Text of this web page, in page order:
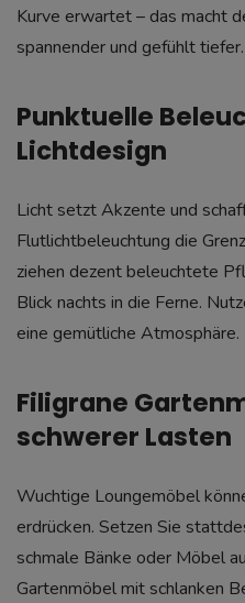
Kurve erwartet – das macht
spannender und gefühlt tiefer.
Punktuelle
Lichtdesign
Licht setzt Akzente und
Flutlichtbeleuchtung die
ziehen dezent beleuchtete
Blick nachts in die Ferne.
eine gemütliche Atmosphäre.
Filigrane
schwerer Lasten
Wuchtige Loungemöbel
erdrücken. Setzen Sie
schmale Bänke oder Möbel
Gartenmöbel mit schlanken